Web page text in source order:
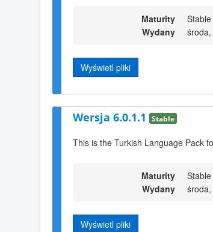
Maturity
Stable
Wydany
Wyświetl pliki
Wersja 6.0.1.1 Stable
This is the Turkish Language Pack
Maturity
Stable
Wydany
Wyświetl pliki